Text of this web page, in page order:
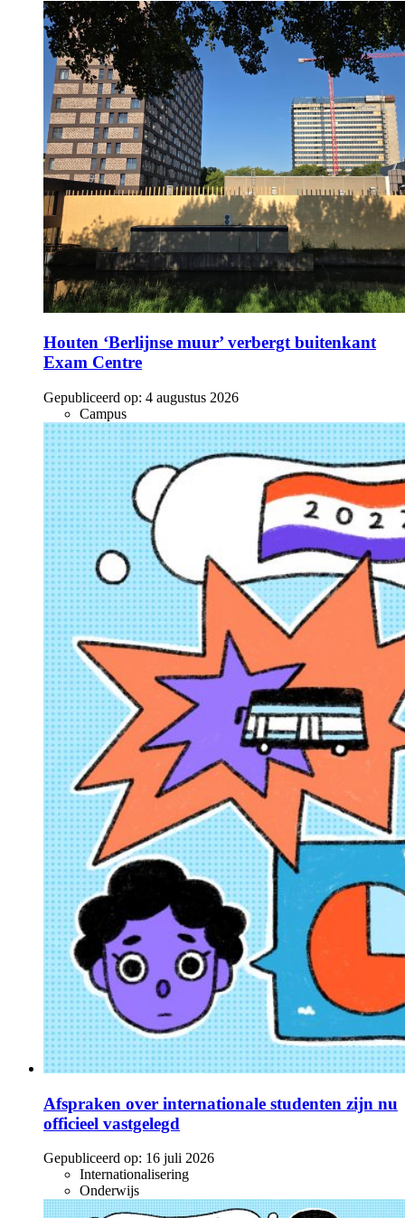
Houten ‘Berlijnse muur’ verbergt buitenkant
Exam Centre
Gepubliceerd op: 4 augustus 2026
Campus
Afspraken over internationale studenten zijn nu
officieel vastgelegd
Gepubliceerd op: 16 juli 2026
Internationalisering
Onderwijs